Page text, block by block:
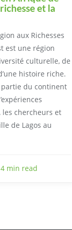
et la
aux Richesses
est une région
culturelle, de
histoire riche.
partie du continent
les chercheurs et
de Lagos au
4 min read